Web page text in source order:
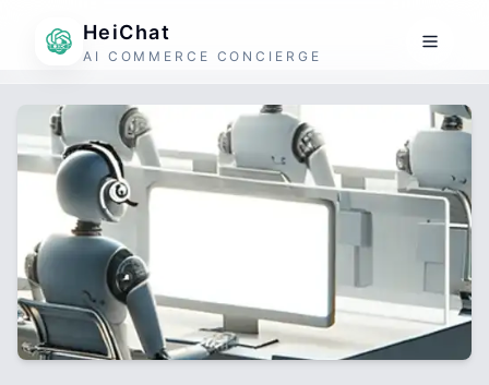
HeiChat
AI COMMERCE CONCIERGE